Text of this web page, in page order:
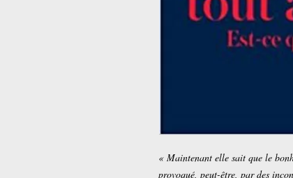
« Maintenant elle sait que le
provoqué, peut-être, par des